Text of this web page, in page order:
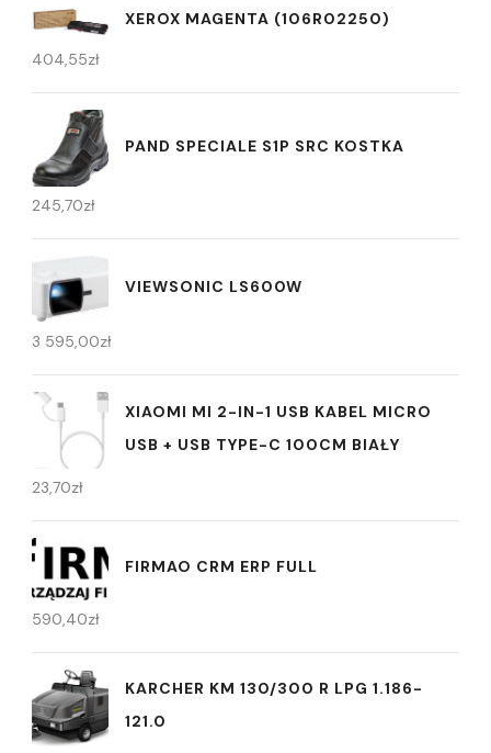
XEROX MAGENTA (106R02250)
404,55zł
PAND SPECIALE S1P SRC KOSTKA
245,70zł
VIEWSONIC LS600W
3 595,00zł
XIAOMI MI 2-IN-1 USB KABEL MICRO
USB + USB TYPE-C 100CM BIAŁY
23,70zł
FIRMAO CRM ERP FULL
590,40zł
KARCHER KM 130/300 R LPG 1.186-
121.0